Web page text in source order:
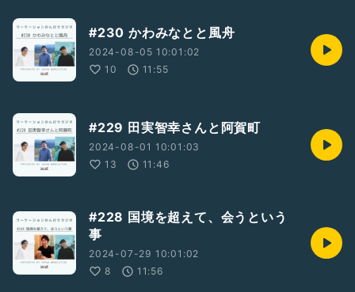
#230 かわみなとと風舟
2024-08-05 10:01:02
10
11:55
#229 田実智幸さんと阿賀町
2024-08-01 10:01:03
13
11:46
#228 国境を超えて、会うという
事
2024-07-29 10:01:02
8
11:56